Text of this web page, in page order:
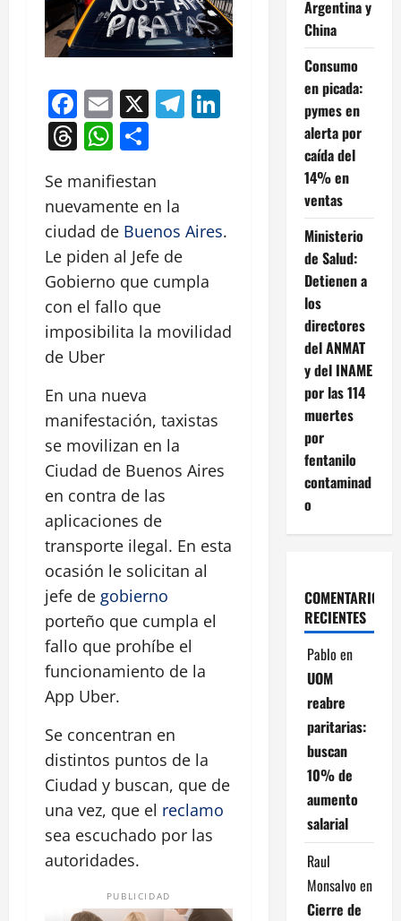
Facebook
Email
X Telegram
LinkedIn
Threads
WhatsApp
Se manifiestan
nuevamente en la
ciudad de Buenos Aires.
Le piden al Jefe de
Gobierno que cumpla
con el fallo que
imposibilita la movilidad
de Uber
En una nueva
manifestación, taxistas
se movilizan en la
Ciudad de Buenos Aires
en contra de las
aplicaciones de
transporte ilegal. En esta
ocasión le solicitan al
jefe de gobierno
porteño que cumpla el
fallo que prohíbe el
funcionamiento de la
App Uber.
Se concentran en
distintos puntos de la
Ciudad y buscan, que de
una vez, que el reclamo
sea escuchado por las
autoridades.
PUBLICIDAD
Argentina y
China
Consumo
en picada:
pymes en
alerta por
caída del
14% en
ventas
Ministerio
de Salud:
Detienen a
los
directores
del ANMAT
y del INAME
por las 114
muertes
por
fentanilo
contaminad
o
COMENTARIOS
RECIENTES
Pablo en
UOM
reabre
paritarias:
buscan
10% de
aumento
salarial
Raul
Monsalvo en
Cierre de